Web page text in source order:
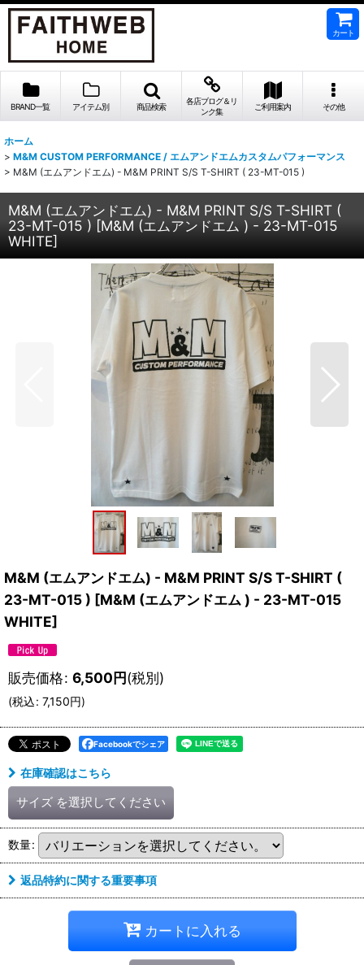
カート
BRAND一覧 アイテム別 商品検索
各店ブログ＆リ
ンク集
ご利用案内 その他
ホーム
> M&M CUSTOM PERFORMANCE / エムアンドエムカスタムパフォーマンス
> M&M (エムアンドエム) - M&M PRINT S/S T-SHIRT ( 23-MT-015 )
M&M (エムアンドエム) - M&M PRINT S/S T-SHIRT (
23-MT-015 ) [M&M (エムアンドエム ) - 23-MT-015
WHITE]
M&M (エムアンドエム) - M&M PRINT S/S T-SHIRT (
23-MT-015 ) [M&M (エムアンドエム ) - 23-MT-015
WHITE]
販売価格: 6,500円(税別)
(税込: 7,150円)
Facebookでシェア
在庫確認はこちら
サイズ を選択してください
数量:
返品特約に関する重要事項
カートに入れる